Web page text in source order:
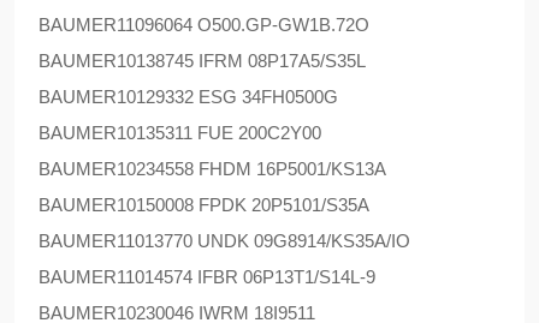
BAUMER11096064 O500.GP-GW1B.72O
BAUMER10138745 IFRM 08P17A5/S35L
BAUMER10129332 ESG 34FH0500G
BAUMER10135311 FUE 200C2Y00
BAUMER10234558 FHDM 16P5001/KS13A
BAUMER10150008 FPDK 20P5101/S35A
BAUMER11013770 UNDK 09G8914/KS35A/IO
BAUMER11014574 IFBR 06P13T1/S14L-9
BAUMER10230046 IWRM 18I9511